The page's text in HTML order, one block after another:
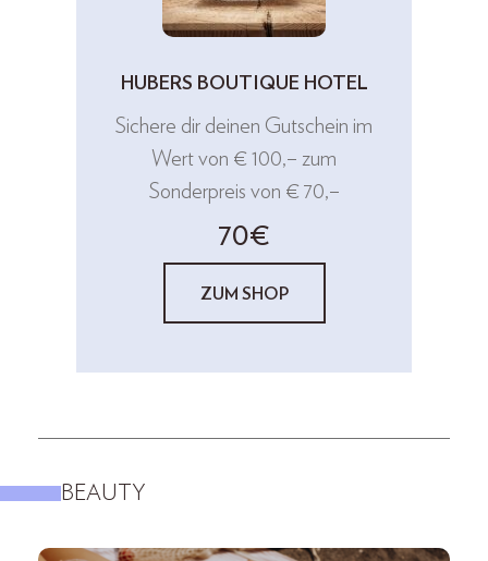
HUBERS BOUTIQUE HOTEL
Sichere dir deinen Gutschein im
Wert von € 100,– zum
Sonderpreis von € 70,–
70€
ZUM SHOP
BEAUTY